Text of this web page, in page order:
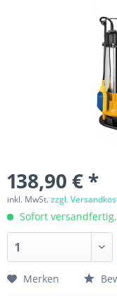
138,90 € *
inkl. MwSt.zzgl.
Sofort
Merken